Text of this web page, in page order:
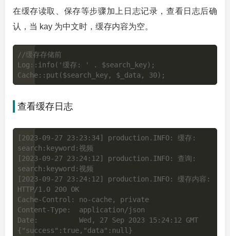
在缓存读取、保存等步骤加上日志记录，查看日志后确
认，当 kay 为中文时，缓存内容为空。
//缓存存储前
Log::info('缓存: ' . $search_key);
查看缓存日志
[2023-09-27 23:23:34] production.INFO: 缓存:
search:keyword:视频
[2023-09-27 23:24:12] production.INFO: 查询:
search:keyword:视频
[2023-09-27 23:24:12] production.INFO: 缓存内容:
HTTP/1.0 200 OK
Cache-Control: no-cache, private
Content-Type:  application/json
Date:          Wed, 27 Sep 2023 15:24:12 GMT